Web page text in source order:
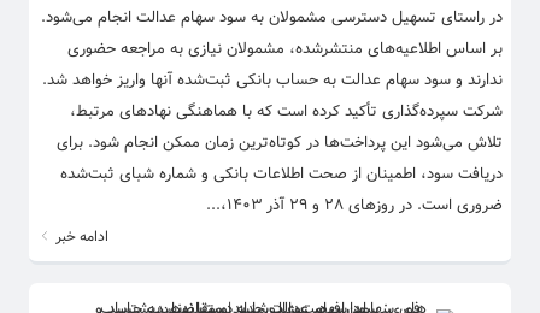
در راستای تسهیل دسترسی مشمولان به سود سهام عدالت انجام می‌شود.
بر اساس اطلاعیه‌های منتشرشده، مشمولان نیازی به مراجعه حضوری
ندارند و سود سهام عدالت به حساب بانکی ثبت‌شده آنها واریز خواهد شد.
شرکت سپرده‌گذاری تأکید کرده است که با هماهنگی نهادهای مرتبط،
تلاش می‌شود این پرداخت‌ها در کوتاه‌ترین زمان ممکن انجام شود. برای
دریافت سود، اطمینان از صحت اطلاعات بانکی و شماره شبای ثبت‌شده
ضروری است. در روزهای ۲۸ و ۲۹ آذر ۱۴۰۳،...
ادامه خبر